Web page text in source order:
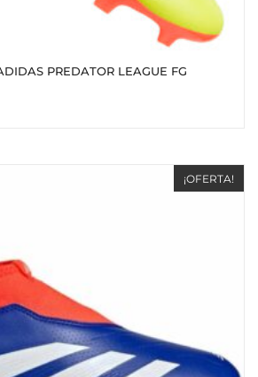
PREDATOR LEAGUE FG
¡OFERTA!